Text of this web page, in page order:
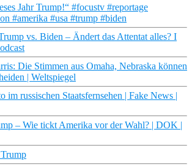
Jahr Trump!“ #focustv #reportage
#amerika #usa #trump #biden
vs. Biden – Ändert das Attentat alles? I
Die Stimmen aus Omaha, Nebraska können
| Weltspiegel
im russischen Staatsfernsehen | Fake News |
– Wie tickt Amerika vor der Wahl? | DOK |